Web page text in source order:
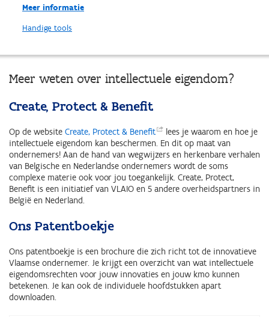
Meer informatie
Handige tools
Meer weten over intellectuele eigendom?
Create, Protect & Benefit
Op de website Create, Protect & Benefit
lees je waarom en hoe je
intellectuele eigendom kan beschermen. En dit op maat van
ondernemers! Aan de hand van wegwijzers en herkenbare verhalen
van Belgische en Nederlandse ondernemers wordt de soms
complexe materie ook voor jou toegankelijk. Create, Protect,
Benefit is een initiatief van VLAIO en 5 andere overheidspartners in
België en Nederland.
Ons Patentboekje
Ons patentboekje is een brochure die zich richt tot de innovatieve
Vlaamse ondernemer. Je krijgt een overzicht van wat intellectuele
eigendomsrechten voor jouw innovaties en jouw kmo kunnen
betekenen. Je kan ook de individuele hoofdstukken apart
downloaden.